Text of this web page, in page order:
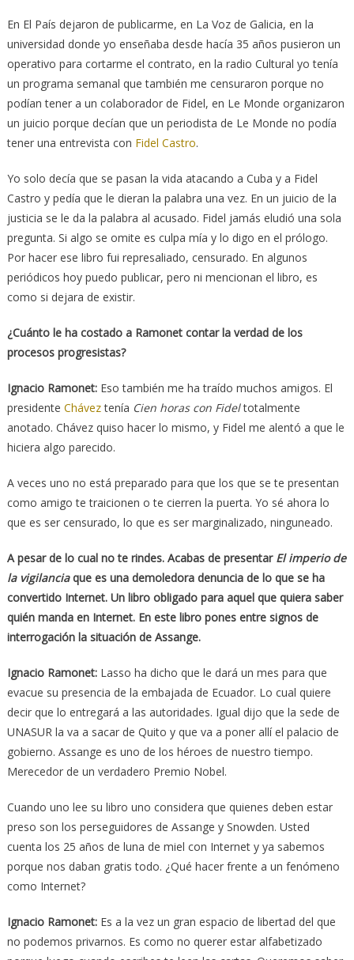
En El País dejaron de publicarme, en La Voz de Galicia, en la
universidad donde yo enseñaba desde hacía 35 años pusieron un
operativo para cortarme el contrato, en la radio Cultural yo tenía
un programa semanal que también me censuraron porque no
podían tener a un colaborador de Fidel, en Le Monde organizaron
un juicio porque decían que un periodista de Le Monde no podía
tener una entrevista con Fidel Castro.
Yo solo decía que se pasan la vida atacando a Cuba y a Fidel
Castro y pedía que le dieran la palabra una vez. En un juicio de la
justicia se le da la palabra al acusado. Fidel jamás eludió una sola
pregunta. Si algo se omite es culpa mía y lo digo en el prólogo.
Por hacer ese libro fui represaliado, censurado. En algunos
periódicos hoy puedo publicar, pero ni mencionan el libro, es
como si dejara de existir.
¿Cuánto le ha costado a Ramonet contar la verdad de los
procesos progresistas?
Ignacio Ramonet: Eso también me ha traído muchos amigos. El
presidente Cháveztenía Cien horas con Fideltotalmente
anotado. Chávez quiso hacer lo mismo, y Fidel me alentó a que le
hiciera algo parecido.
A veces uno no está preparado para que los que se te presentan
como amigo te traicionen o te cierren la puerta. Yo sé ahora lo
que es ser censurado, lo que es ser marginalizado, ninguneado.
A pesar de lo cual no te rindes. Acabas de presentar El imperio de
la vigilanciaque es una demoledora denuncia de lo que se ha
convertido Internet. Un libro obligado para aquel que quiera saber
quién manda en Internet. En este libro pones entre signos de
interrogación la situación de Assange.
Ignacio Ramonet: Lasso ha dicho que le dará un mes para que
evacue su presencia de la embajada de Ecuador. Lo cual quiere
decir que lo entregará a las autoridades. Igual dijo que la sede de
UNASUR la va a sacar de Quito y que va a poner allí el palacio de
gobierno. Assange es uno de los héroes de nuestro tiempo.
Merecedor de un verdadero Premio Nobel.
Cuando uno lee su libro uno considera que quienes deben estar
preso son los perseguidores de Assange y Snowden. Usted
cuenta los 25 años de luna de miel con Internet y ya sabemos
porque nos daban gratis todo. ¿Qué hacer frente a un fenómeno
como Internet?
Ignacio Ramonet: Es a la vez un gran espacio de libertad del que
no podemos privarnos. Es como no querer estar alfabetizado